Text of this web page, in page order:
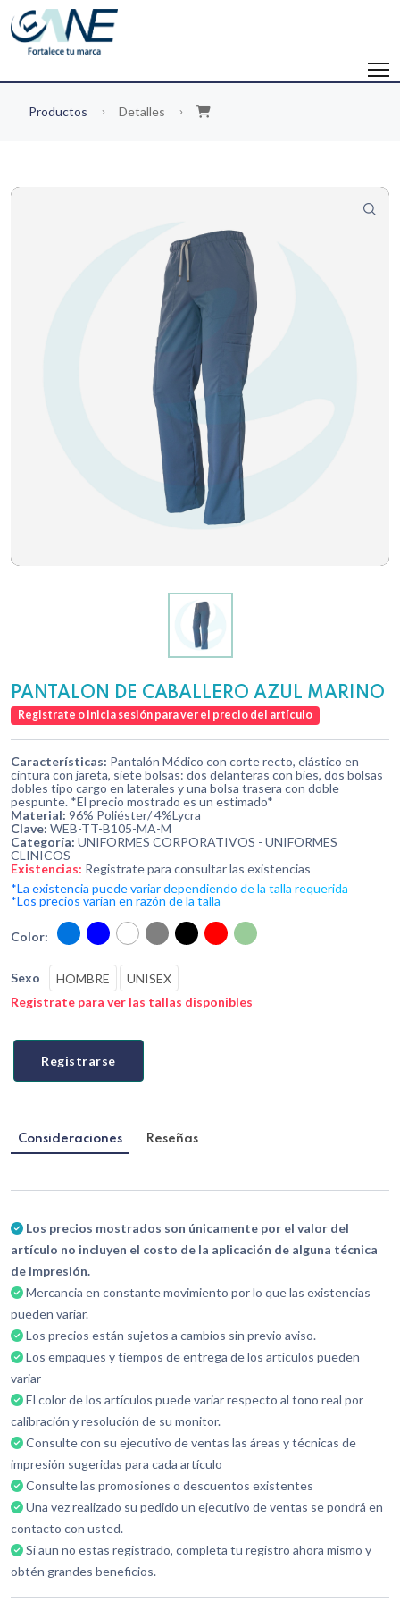
Productos Detalles
PANTALON DE CABALLERO AZUL MARINO
Registrate o inicia sesión para ver el precio del artículo
Características: Pantalón Médico con corte recto, elástico en
cintura con jareta, siete bolsas: dos delanteras con bies, dos bolsas
dobles tipo cargo en laterales y una bolsa trasera con doble
pespunte. *El precio mostrado es un estimado*
Material: 96% Poliéster/ 4%Lycra
Clave: WEB-TT-B105-MA-M
Categoría: UNIFORMES CORPORATIVOS - UNIFORMES
CLINICOS
Existencias: Registrate para consultar las existencias
*La existencia puede variar dependiendo de la talla requerida
*Los precios varian en razón de la talla
Color:
Sexo HOMBRE
UNISEX
Registrate para ver las tallas disponibles
Registrarse
Consideraciones Reseñas
Los precios mostrados son únicamente por el valor del
artículo no incluyen el costo de la aplicación de alguna técnica
de impresión.
Mercancia en constante movimiento por lo que las existencias
pueden variar.
Los precios están sujetos a cambios sin previo aviso.
Los empaques y tiempos de entrega de los artículos pueden
variar
El color de los artículos puede variar respecto al tono real por
calibración y resolución de su monitor.
Consulte con su ejecutivo de ventas las áreas y técnicas de
impresión sugeridas para cada artículo
Consulte las promosiones o descuentos existentes
Una vez realizado su pedido un ejecutivo de ventas se pondrá en
contacto con usted.
Si aun no estas registrado, completa tu registro ahora mismo y
obtén grandes beneficios.